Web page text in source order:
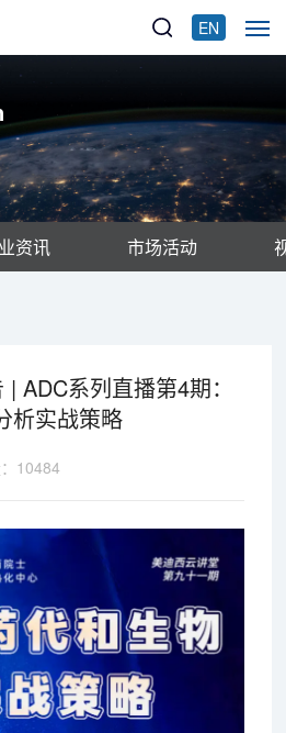
EN
资讯 市场活动
ADC系列直播第4期：
析实战策略
10484